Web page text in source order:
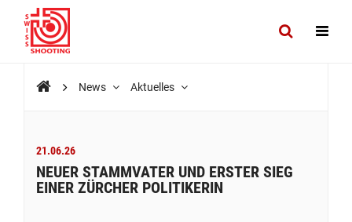
News Aktuelles
21.06.26
NEUER STAMMVATER UND ERSTER SIEG
EINER ZÜRCHER POLITIKERIN